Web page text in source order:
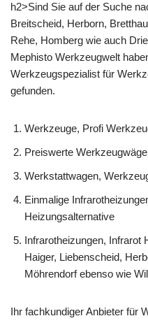
h2>Sind Sie auf der Suche
Breitscheid, Herborn,
Rehe, Homberg wie auch
Mephisto Werkzeugwelt
Werkzeugspezialist für
gefunden.
Werkzeuge, Profi
Preiswerte
Werkstattwagen,
Einmalige
Heizungsalternative
Infrarotheizungen, Infrarot
Haiger, Liebenscheid,
Möhrendorf ebenso wie
Ihr fachkundiger Anbieter für